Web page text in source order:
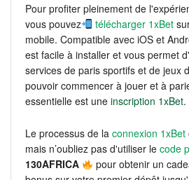
Pour profiter pleinement de
vous pouvez
télécharger 1xBet
mobile. Compatible avec iOS et
est facile à installer et vous permet
services de paris sportifs et de jeux
pouvoir commencer à jouer et à
essentielle est une inscription 1xBet.
Le processus de la connexion 1xBet
mais n’oubliez pas d'utiliser le code
130AFRICA
pour obtenir un